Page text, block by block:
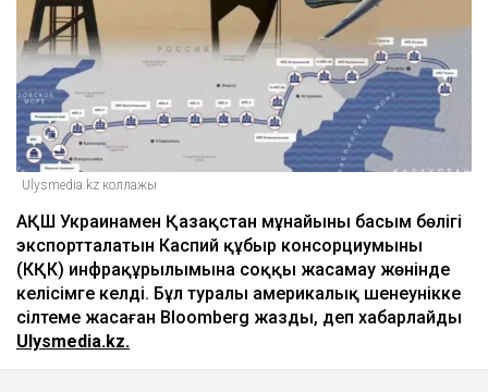
Ulysmedia.kz коллажы
АҚШ Украинамен Қазақстан мұнайының басым бөлігі
экспортталатын Каспий құбыр консорциумының
(КҚК) инфрақұрылымына соққы жасамау жөнінде
келісімге келді. Бұл туралы америкалық шенеунікке
сілтеме жасаған Bloomberg жазды, деп хабарлайды
Ulysmedia.kz.